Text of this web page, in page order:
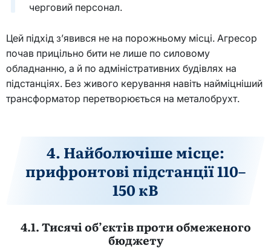
черговий персонал.
Цей підхід з’явився не на порожньому місці. Агресор
почав прицільно бити не лише по силовому
обладнанню, а й по адміністративних будівлях на
підстанціях. Без живого керування навіть найміцніший
трансформатор перетворюється на металобрухт.
4. Найболючіше місце:
прифронтові підстанції 110–
150 кВ
4.1. Тисячі об’єктів проти обмеженого
бюджету